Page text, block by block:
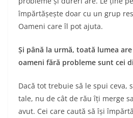
împărtășește doar cu un grup
Oameni care îl pot ajuta.
Și până la urmă, toată lumea
oameni fără probleme sunt cei
Dacă tot trebuie să le spui ceva,
tale, nu de cât de rău îți merge
avut. Cei care caută să își